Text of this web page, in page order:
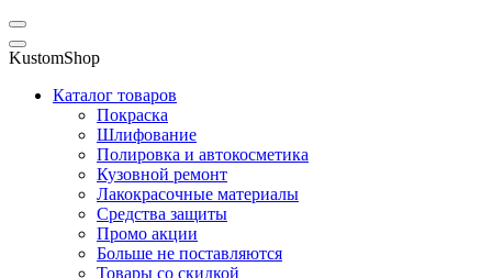
KustomShop
Каталог товаров
Покраска
Шлифование
Полировка и автокосметика
Кузовной ремонт
Лакокрасочные материалы
Средства защиты
Промо акции
Больше не поставляются
Товары со скидкой